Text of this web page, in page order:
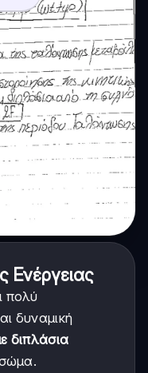
Ενέργειας
πολύ
δυναμική
διπλάσια